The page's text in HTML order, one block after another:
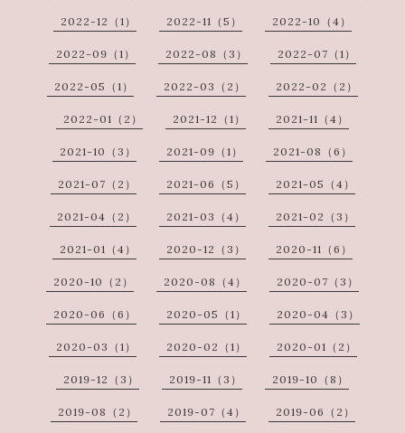
2022-12（1） 2022-11（5） 2022-10（4）
2022-09（1） 2022-08（3） 2022-07（1）
2022-05（1） 2022-03（2） 2022-02（2）
2022-01（2） 2021-12（1） 2021-11（4）
2021-10（3） 2021-09（1） 2021-08（6）
2021-07（2） 2021-06（5） 2021-05（4）
2021-04（2） 2021-03（4） 2021-02（3）
2021-01（4） 2020-12（3） 2020-11（6）
2020-10（2） 2020-08（4） 2020-07（3）
2020-06（6） 2020-05（1） 2020-04（3）
2020-03（1） 2020-02（1） 2020-01（2）
2019-12（3） 2019-11（3） 2019-10（8）
2019-08（2） 2019-07（4） 2019-06（2）